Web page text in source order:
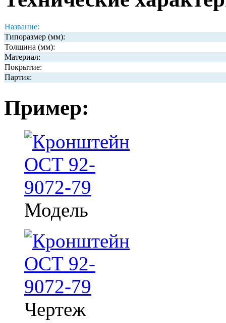
Название:
Типоразмер (мм):
Толщина (мм):
Материал:
Покрытие:
Партия:
Пример:
Модель
Чертеж